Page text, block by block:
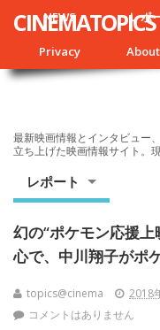
NEWS レポ
Privacy
CINEMATOPICS
最新映画情報とインタビュー
立ち上げた映画情報サイト。
レポート
幻の“ポケモン応援
心で、中川翔子がポ
topics@cinema 2018
コメントはありません